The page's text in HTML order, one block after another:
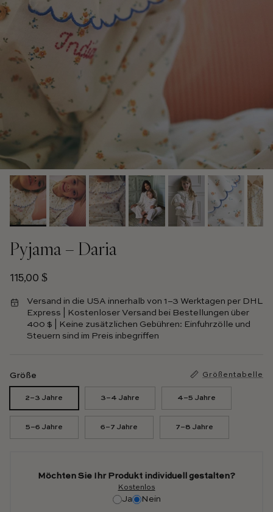
Pyjama – Daria
Regulärer Preis
115,00 $
Versand in die USA innerhalb von 1–3 Werktagen per DHL
Express | Kostenloser Versand bei Bestellungen über
400 $ | Keine zusätzlichen Gebühren: Einfuhrzölle und
Steuern sind im Preis inbegriffen
Größe Größentabelle
2–3 Jahre 3–4 Jahre 4–5 Jahre
5–6 Jahre 6–7 Jahre 7–8 Jahre
Möchten Sie Ihr Produkt individuell gestalten?
Kostenlos
Ja Nein